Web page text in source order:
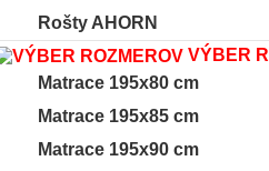
Rošty AHORN
VÝBER
Matrace 195x80 cm
Matrace 195x85 cm
Matrace 195x90 cm